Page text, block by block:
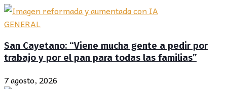
GENERAL
San Cayetano: “Viene mucha gente a pedir por
trabajo y por el pan para todas las familias”
7 agosto, 2026